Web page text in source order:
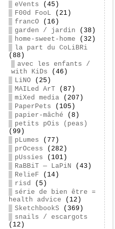
eVents (45)
F00d FooL (21)
francO (16)
garden / jardin (38)
home-sweet-home (32)
la part du CoLiBRi
(88)
avec les enfants /
with KiDs (46)
LiNO (25)
MAILed ArT(87)
miXed media(207)
PaperPets (105)
papier-mâché (8)
petits pOis (peas)
(99)
pLumes (77)
prOcess (282)
pUssies (101)
RaBBiT — LaPiN (43)
RelieF (14)
risd (5)
série de bien être =
health advice (12)
SketchbookS (369)
snails / escargots
(12)